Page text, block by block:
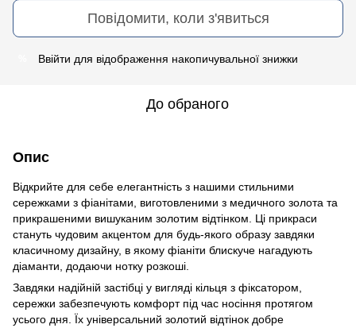
Повідомити, коли з'явиться
Ввійти для відображення накопичувальної знижки
До обраного
Опис
Відкрийте для себе елегантність з нашими стильними
сережками з фіанітами, виготовленими з медичного золота та
прикрашеними вишуканим золотим відтінком. Ці прикраси
стануть чудовим акцентом для будь-якого образу завдяки
класичному дизайну, в якому фіаніти блискуче нагадують
діаманти, додаючи нотку розкоші.
Завдяки надійній застібці у вигляді кільця з фіксатором,
сережки забезпечують комфорт під час носіння протягом
усього дня. Їх універсальний золотий відтінок добре